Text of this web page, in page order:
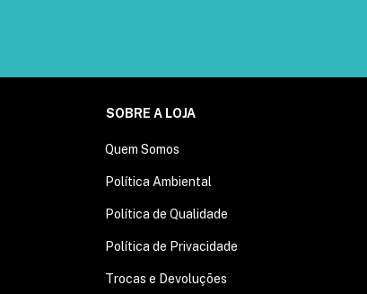
SOBRE A LOJA
Quem Somos
Política Ambiental
Política de Qualidade
Política de Privacidade
Trocas e Devoluções